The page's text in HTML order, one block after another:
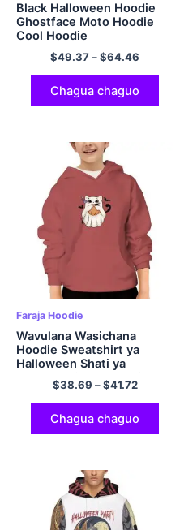
Black Halloween Hoodie
Ghostface Moto Hoodie
Cool Hoodie
$49.37–$64.46
Chagua chaguo
Faraja Hoodie
Wavulana Wasichana
Hoodie Sweatshirt ya
Halloween Shati ya
Maboga Mikono mirefu ya
Roho Mzuri Juu ya Kuvuta
Hoodi
$38.69 –$41.72
Chagua chaguo